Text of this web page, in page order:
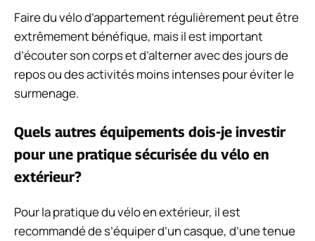
Faire du vélo d’appartement régulièrement peut être
extrêmement bénéfique, mais il est important
d’écouter son corps et d’alterner avec des jours de
repos ou des activités moins intenses pour éviter le
surmenage.
Quels autres équipements dois-je investir
pour une pratique sécurisée du vélo en
extérieur?
Pour la pratique du vélo en extérieur, il est
recommandé de s’équiper d’un casque, d’une tenue